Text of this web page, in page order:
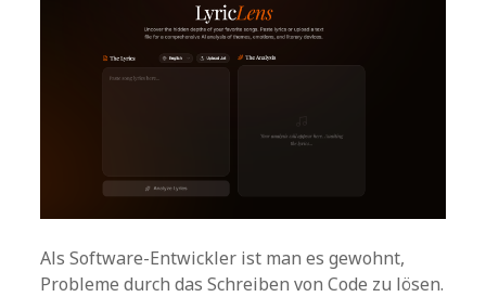
Als Software-Entwickler ist man es gewohnt,
Probleme durch das Schreiben von Code zu lösen.